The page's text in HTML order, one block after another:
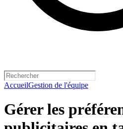
AccueilGestion de l'équipe
Gérer les